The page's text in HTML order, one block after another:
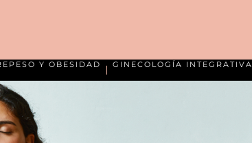
Y OBESIDAD GINECOLOGÍA INTEGRATIVA